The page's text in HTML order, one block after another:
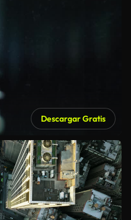
Descargar Gratis